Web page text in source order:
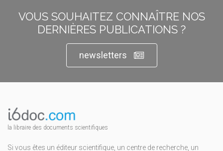
VOUS SOUHAITEZ CONNAÎTRE NOS
DERNIÈRES PUBLICATIONS ?
newsletters
la libraire des documents scientifiques
Si vous êtes un éditeur scientifique, un centre de recherche, un